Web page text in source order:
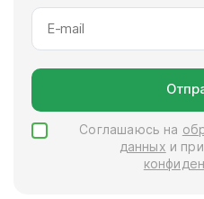
Соглашаюсь на
данных и